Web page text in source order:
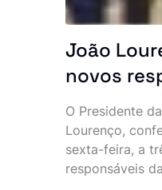
João
novos
exige
O Presidente
Lourenço,
sexta-feira, a
responsáveis